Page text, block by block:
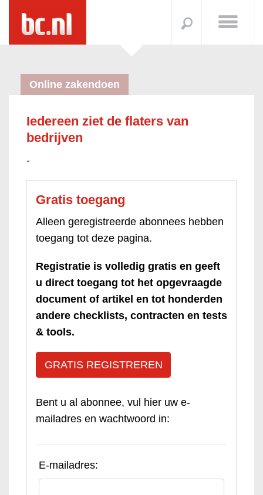
Online zakendoen
Iedereen ziet de flaters van
bedrijven
-
Gratis toegang
Alleen geregistreerde abonnees hebben
toegang tot deze pagina.
Registratie is volledig gratis en geeft
u direct toegang tot het opgevraagde
document of artikel en tot honderden
andere checklists, contracten en tests
& tools.
GRATIS REGISTREREN
Bent u al abonnee, vul hier uw e-
mailadres en wachtwoord in:
E-mailadres: